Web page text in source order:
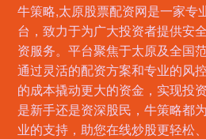
牛策略,太原股票配资网是一家专
台，致力于为广大投资者提供安
资服务。平台聚焦于太原及全国
通过灵活的配资方案和专业的风
的成本撬动更大的资金，实现投
是新手还是资深股民，牛策略都
业的支持，助您在线炒股更轻松